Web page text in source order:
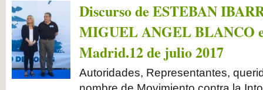
Discurso de ESTEBAN
MIGUEL ANGEL BLANCO
Madrid.12 de julio 2017
Autoridades, Representantes,